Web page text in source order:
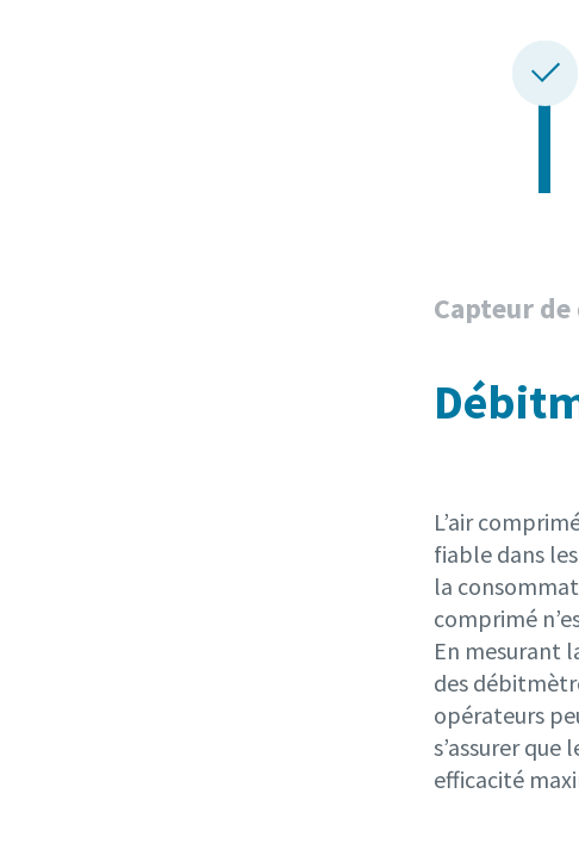
Capteur
L’air
fiable dans
la
comprimé
En mesurant
des
opérateurs
s’assurer
efficacité